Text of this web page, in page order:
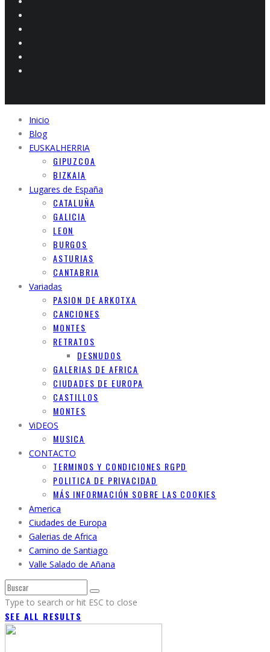
Inicio
Blog
EUSKALHERRIA
GIPUZCOA
BIZKAIA
Lugares de España
CATALUÑA
GALICIA
LEON
BURGOS
ASTURIAS
CANTABRIA
Variadas
PASION DE ARKOTXA
CANCIONES
MONTES
RETRATOS
DESNUDOS
GALERIAS DE AFRICA
CIUDADES DE EUROPA
CASTILLOS
MONTES
ViDEOS
MUSICA
CONTACTO
TERMINOS Y CONDICIONES RGPD
POLITICA DE PRIVACIDAD
MÁS INFORMACIÓN SOBRE LAS COOKIES
America
Ciudades de Europa
Galerias de Africa
Camino de Santiago
Valle Salado de Añana
Type to search or hit ESC to close
SEE ALL RESULTS